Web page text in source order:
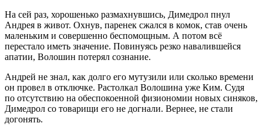
На сей раз, хорошенько размахнувшись, Димедрол пнул
Андрея в живот. Охнув, паренек сжался в комок, став очень
маленьким и совершенно беспомощным. А потом всё
перестало иметь значение. Повинуясь резко навалившейся
апатии, Волошин потерял сознание.
Андрей не знал, как долго его мутузили или сколько времени
он провел в отключке. Растолкал Волошина уже Ким. Судя
по отсутствию на обеспокоенной физиономии новых синяков,
Димедрол со товарищи его не догнали. Вернее, не стали
догонять.